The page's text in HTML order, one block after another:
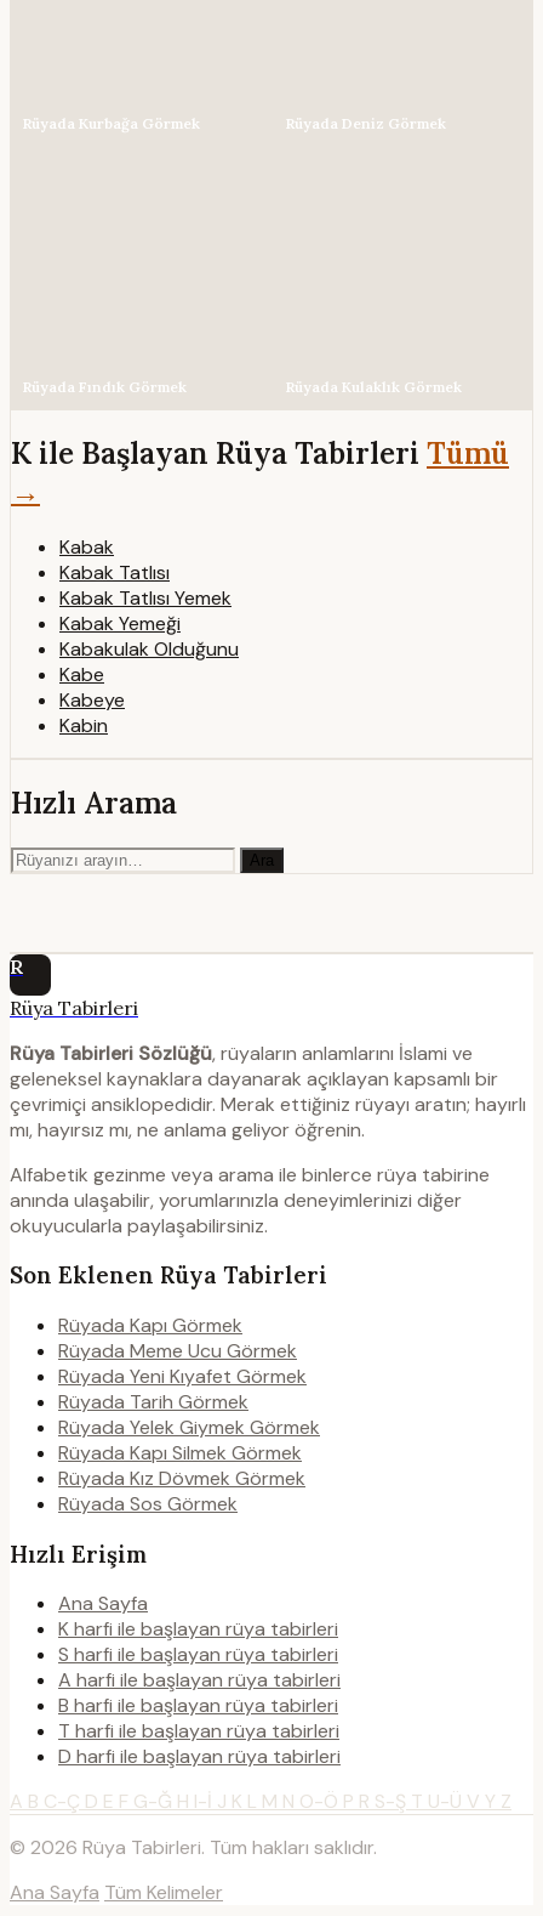
Rüyada Kurbağa Görmek Rüyada Deniz Görmek
Rüyada Fındık Görmek Rüyada Kulaklık Görmek
K ile Başlayan Rüya Tabirleri Tümü
→
Kabak
Kabak Tatlısı
Kabak Tatlısı Yemek
Kabak Yemeği
Kabakulak Olduğunu
Kabe
Kabeye
Kabin
Hızlı Arama
Ara
R
Rüya Tabirleri
Rüya Tabirleri Sözlüğü, rüyaların anlamlarını İslami ve
geleneksel kaynaklara dayanarak açıklayan kapsamlı bir
çevrimiçi ansiklopedidir. Merak ettiğiniz rüyayı aratın; hayırlı
mı, hayırsız mı, ne anlama geliyor öğrenin.
Alfabetik gezinme veya arama ile binlerce rüya tabirine
anında ulaşabilir, yorumlarınızla deneyimlerinizi diğer
okuyucularla paylaşabilirsiniz.
Son Eklenen Rüya Tabirleri
Rüyada Kapı Görmek
Rüyada Meme Ucu Görmek
Rüyada Yeni Kıyafet Görmek
Rüyada Tarih Görmek
Rüyada Yelek Giymek Görmek
Rüyada Kapı Silmek Görmek
Rüyada Kız Dövmek Görmek
Rüyada Sos Görmek
Hızlı Erişim
Ana Sayfa
K harfi ile başlayan rüya tabirleri
S harfi ile başlayan rüya tabirleri
A harfi ile başlayan rüya tabirleri
B harfi ile başlayan rüya tabirleri
T harfi ile başlayan rüya tabirleri
D harfi ile başlayan rüya tabirleri
A B C-Ç D E F G-Ğ H I-İ J K L M N O-Ö P R S-Ş T U-Ü V Y Z
© 2026 Rüya Tabirleri. Tüm hakları saklıdır.
Ana Sayfa Tüm Kelimeler